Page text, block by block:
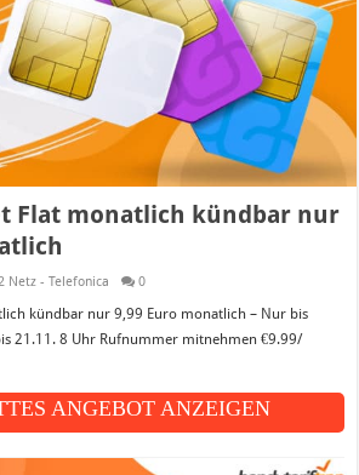
Flat monatlich kündbar nur
Netz - Telefonica 0
kündbar nur 9,99 Euro monatlich – Nur bis
21.11. 8 Uhr Rufnummer mitnehmen €9.99/
ANGEBOT ANZEIGEN